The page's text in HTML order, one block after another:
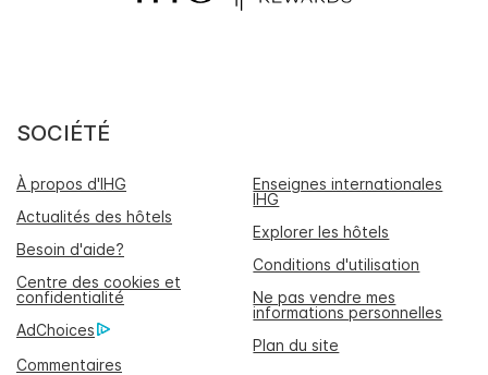
SOCIÉTÉ
À propos d'IHG
Enseignes internationales
IHG
Actualités des hôtels
Explorer les hôtels
Besoin d'aide?
Conditions d'utilisation
Centre des cookies et
confidentialité
Ne pas vendre mes
informations personnelles
AdChoices
Plan du site
Commentaires